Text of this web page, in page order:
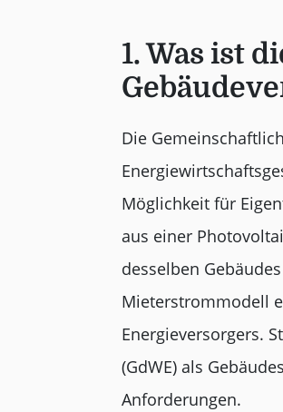
1. Was ist
Die
Möglichkeit für
aus einer
desselben
Mieterstrommodell
Energieversorgers.
(GdWE) als
Anforderungen.